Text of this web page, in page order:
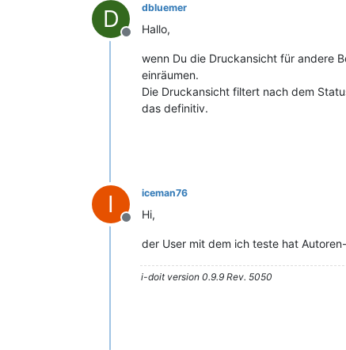
D
Offline
dbluemer
Hallo,
wenn Du die Druckansicht für andere
einräumen.
Die Druckansicht filtert nach dem
das definitiv.
I
Offline
iceman76
Hi,
der User mit dem ich teste hat
i-doit version 0.9.9 Rev. 5050